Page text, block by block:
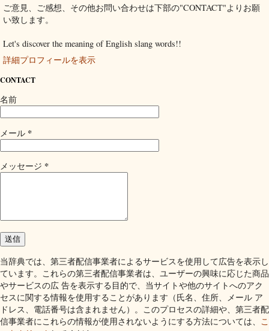
ご意見、ご感想、その他お問い合わせは下部の"CONTACT"よりお願
い致します。
Let's discover the meaning of English slang words!!
詳細プロフィールを表示
CONTACT
名前
メール *
メッセージ *
当辞典では、第三者配信事業者によるサービスを使用して広告を表示し
ています。これらの第三者配信事業者は、ユーザーの興味に応じた商品
やサービスの広 告を表示する目的で、当サイトや他のサイトへのアク
セスに関する情報を使用することがあります（氏名、住所、メール ア
ドレス、電話番号は含まれません）。このプロセスの詳細や、第三者配
信事業者にこれらの情報が使用されないようにする方法については、
こ